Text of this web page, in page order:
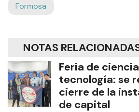
Formosa
NOTAS
Feria de
tecnología: se
cierre de la
de capital